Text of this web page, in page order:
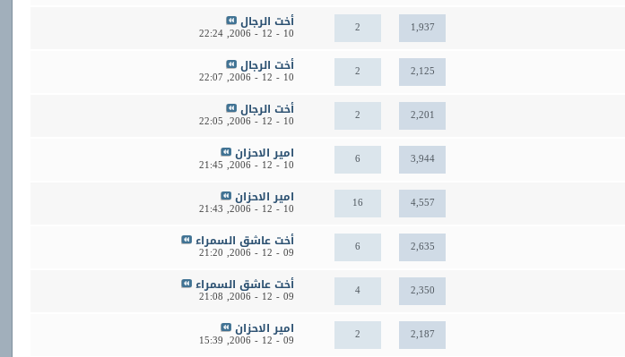
2 1,937 أخت الرجال
10 - 12 - 2006,
22:24
2 2,125 أخت الرجال
10 - 12 - 2006,
22:07
2 2,201 أخت الرجال
10 - 12 - 2006,
22:05
6 3,944 امير الاحزان
10 - 12 - 2006,
21:45
16 4,557 امير الاحزان
10 - 12 - 2006,
21:43
6 2,635 أخت عاشق السمراء
09 - 12 - 2006,
21:20
4 2,350 أخت عاشق السمراء
09 - 12 - 2006,
21:08
2 2,187 امير الاحزان
09 - 12 - 2006,
15:39